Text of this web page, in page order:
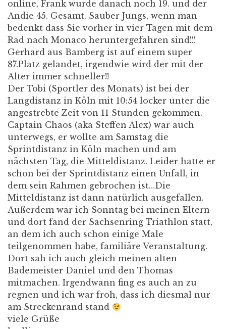
online, Frank wurde danach noch 19. und der
Andie 45. Gesamt. Sauber Jungs, wenn man
bedenkt dass Sie vorher in vier Tagen mit dem
Rad nach Monaco heruntergefahren sind!!!
Gerhard aus Bamberg ist auf einem super
87.Platz gelandet, irgendwie wird der mit der
Alter immer schneller!!
Der Tobi (Sportler des Monats) ist bei der
Langdistanz in Köln mit 10:54 locker unter die
angestrebte Zeit von 11 Stunden gekommen.
Captain Chaos (aka Steffen Alex) war auch
unterwegs, er wollte am Samstag die
Sprintdistanz in Köln machen und am
nächsten Tag, die Mitteldistanz. Leider hatte er
schon bei der Sprintdistanz einen Unfall, in
dem sein Rahmen gebrochen ist…Die
Mitteldistanz ist dann natürlich ausgefallen.
Außerdem war ich Sonntag bei meinen Eltern
und dort fand der Sachsenring Triathlon statt,
an dem ich auch schon einige Male
teilgenommen habe, familiäre Veranstaltung.
Dort sah ich auch gleich meinen alten
Bademeister Daniel und den Thomas
mitmachen. Irgendwann fing es auch an zu
regnen und ich war froh, dass ich diesmal nur
am Streckenrand stand
viele Grüße